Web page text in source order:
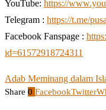
YouTube: https://
Telegram : https://t.me/
Facebook Fanspage :
id=61572918724311
Adab Meminang dalam
Share 0 FacebookTwitter